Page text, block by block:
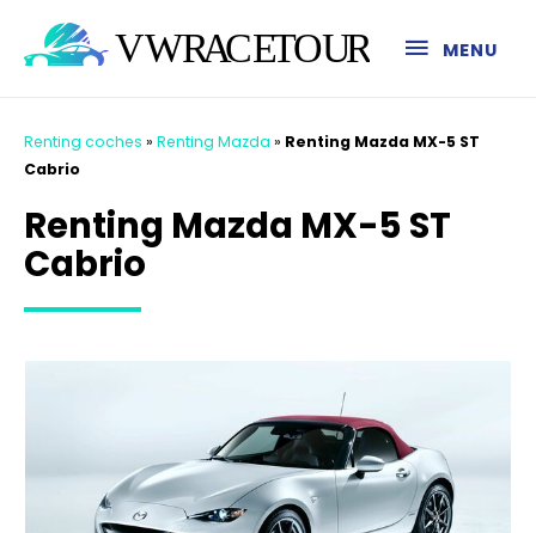
MENU
Renting coches » Renting Mazda » Renting Mazda MX-5 ST
Cabrio
Renting Mazda MX-5 ST
Cabrio